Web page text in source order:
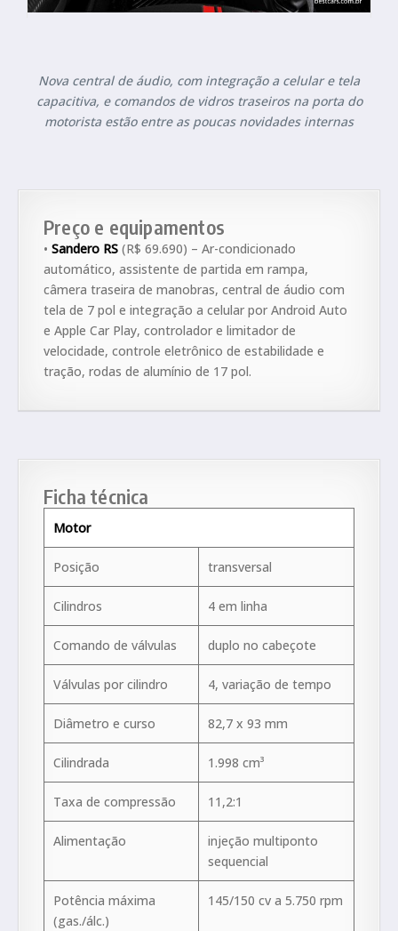
Nova central de áudio, com integração a celular e tela
capacitiva, e comandos de vidros traseiros na porta do
motorista estão entre as poucas novidades internas
Preço e equipamentos
• Sandero RS (R$ 69.690) – Ar-condicionado
automático, assistente de partida em rampa,
câmera traseira de manobras, central de áudio com
tela de 7 pol e integração a celular por Android Auto
e Apple Car Play, controlador e limitador de
velocidade, controle eletrônico de estabilidade e
tração, rodas de alumínio de 17 pol.
Ficha técnica
Motor
Posição transversal
Cilindros 4 em linha
Comando de válvulas duplo no cabeçote
Válvulas por cilindro 4, variação de tempo
Diâmetro e curso 82,7 x 93 mm
Cilindrada 1.998 cm³
Taxa de compressão 11,2:1
Alimentação
injeção multiponto
sequencial
Potência máxima
(gas./álc.)
145/150 cv a 5.750 rpm